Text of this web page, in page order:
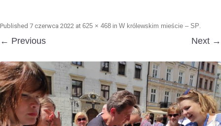
Published 7 czerwca 2022 at 625 × 468 in W królewskim mieście – SP.
← Previous Next →